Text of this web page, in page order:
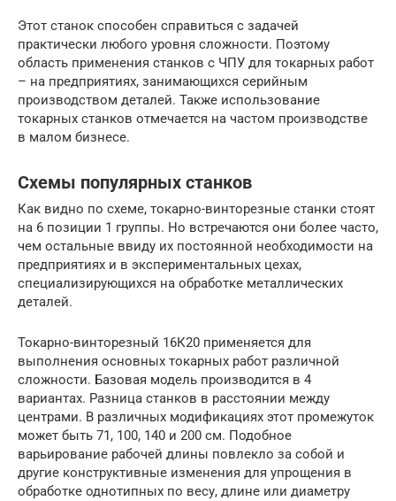
Этот станок способен справиться с задачей
практически любого уровня сложности. Поэтому
область применения станков с ЧПУ для токарных работ
– на предприятиях, занимающихся серийным
производством деталей. Также использование
токарных станков отмечается на частом производстве
в малом бизнесе.
Схемы популярных станков
Как видно по схеме, токарно-винторезные станки стоят
на 6 позиции 1 группы. Но встречаются они более часто,
чем остальные ввиду их постоянной необходимости на
предприятиях и в экспериментальных цехах,
специализирующихся на обработке металлических
деталей.
Токарно-винторезный 16К20 применяется для
выполнения основных токарных работ различной
сложности. Базовая модель производится в 4
вариантах. Разница станков в расстоянии между
центрами. В различных модификациях этот промежуток
может быть 71, 100, 140 и 200 см. Подобное
варьирование рабочей длины повлекло за собой и
другие конструктивные изменения для упрощения в
обработке однотипных по весу, длине или диаметру